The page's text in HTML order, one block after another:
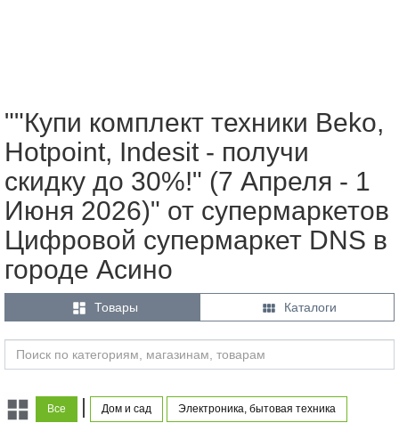
""Купи комплект техники Beko,
Hotpoint, Indesit - получи
скидку до 30%!" (7 Апреля - 1
Июня 2026)" от супермаркетов
Цифровой супермаркет DNS в
городе Асино
 Товары  Каталоги
Все | Дом и сад Электроника, бытовая техника